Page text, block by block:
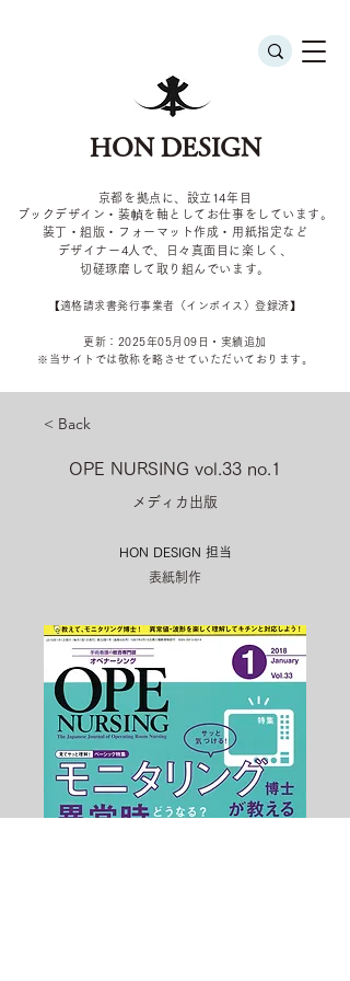
HON DESIGN
京都を拠点に、設立14年目
ブックデザイン・装幀を軸としてお仕事をしています。
装丁・組版・フォーマット作成・用紙指定など
デザイナー4 人で、日々真面目に楽しく、
切磋琢磨して取り組んでいます。
​【適格請求書発行事業者（インボイス）登録済】
更新：2025年05 月09 日・実績追加
​※当サイトでは敬称を 略させていただいております。
< Back
OPE NURSING vol.33 no.1
メディカ出版
HON DESIGN​ 担当
表紙制作